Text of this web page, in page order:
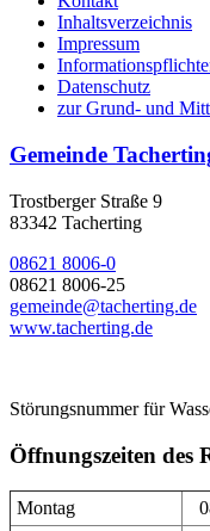
Inhaltsverzeichnis
Impressum
Datenschutz
zur Grund- und
Gemeinde
Trostberger Straße 9
83342 Tacherting
08621 8006-0
08621 8006-25
gemeinde@tacherting.de
www.tacherting.de
Störungsnummer für
Öffnungszeiten des
Montag